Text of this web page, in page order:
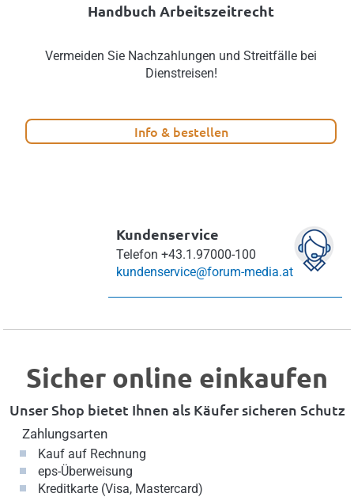
Handbuch Arbeitszeitrecht
Vermeiden Sie Nachzahlungen und Streitfälle bei
Dienstreisen!
Info & bestellen
Kundenservice
Telefon +43.1.97000-100
kundenservice@forum-media.at
Sicher online einkaufen
Unser Shop bietet Ihnen als Käufer sicheren Schutz
Zahlungsarten
Kauf auf Rechnung
eps-Überweisung
Kreditkarte (Visa, Mastercard)